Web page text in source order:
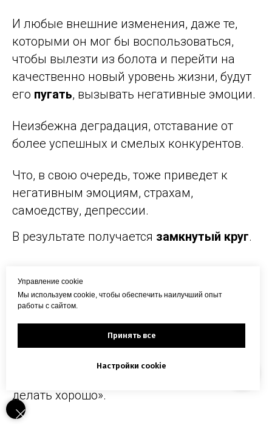
И любые внешние изменения, даже те,
которыми он мог бы воспользоваться,
чтобы вылезти из болота и перейти на
качественно новый уровень жизни, будут
его пугать, вызывать негативные эмоции.
Неизбежна деградация, отставание от
более успешных и смелых конкурентов.
Что, в свою очередь, тоже приведет к
негативным эмоциям, страхам,
самоедству, депрессии.
В результате получается замкнутый круг.
рано или поздно приведут к нервным
срывам или болезням.
Есть масса другихмешающих убеждений
делать хорошо».
Управление cookie
Мы используем cookie, чтобы обеспечить наилучший опыт
работы с сайтом.
Принять все
Настройки cookie